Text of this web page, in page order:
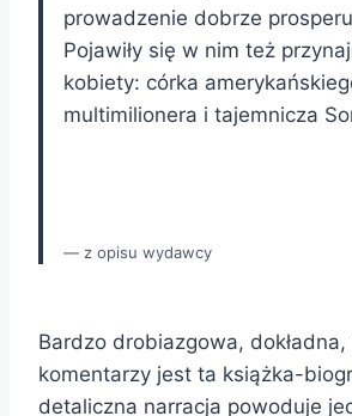
prowadzenie dobrze
Pojawiły się w nim też
kobiety: córka
multimilionera i tajemnicza
z opisu wydawcy
Bardzo drobiazgowa, dokładna,
komentarzy jest ta książka-
detaliczna narracja powoduje